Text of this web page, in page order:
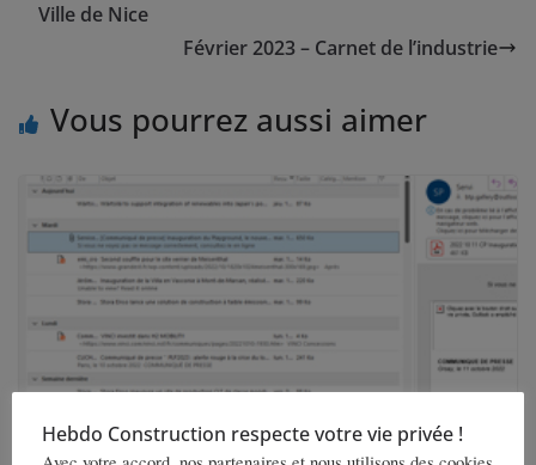
Ville de Nice
Février 2023 – Carnet de l’industrie
Vous pourrez aussi aimer
Hebdo Construction respecte votre vie privée !